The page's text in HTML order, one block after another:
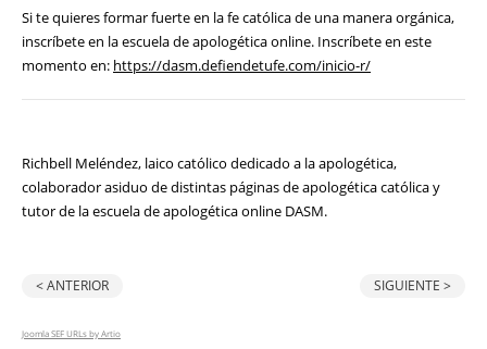
Si te quieres formar fuerte en la fe católica de una manera orgánica,
inscríbete en la escuela de apologética online. Inscríbete en este
momento en: https://dasm.defiendetufe.com/inicio-r/
Richbell Meléndez, laico católico dedicado a la apologética,
colaborador asiduo de distintas páginas de apologética católica y
tutor de la escuela de apologética online DASM.
< ANTERIOR SIGUIENTE >
Joomla SEF URLs by Artio